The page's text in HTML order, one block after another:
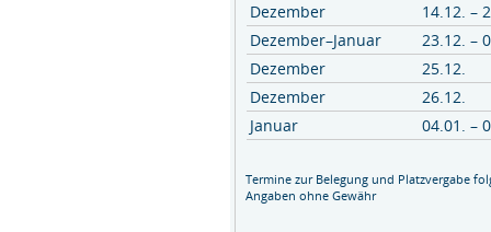
Dezember
14.12. –
Dezember–Januar
23.12. –
Dezember
25.12.
Dezember
26.12.
Januar
04.01. –
Termine zur Belegung und Platzvergabe
Angaben ohne Gewähr